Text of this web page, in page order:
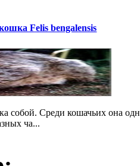
Felis bengalensis
собой. Среди кошачьих она
ча...